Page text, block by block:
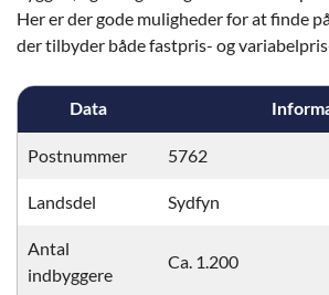
Her er der gode muligheder for at finde
der tilbyder både fastpris- og
Data
Postnummer 5762
Landsdel Sydfyn
Antal
indbyggere
Ca. 1.200